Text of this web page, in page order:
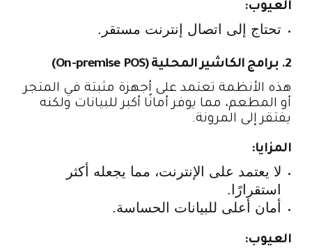
العيوب:
تحتاج إلى اتصال إنترنت مستقر.
2. برامج الكاشير المحلية (On-premise POS)
هذه الأنظمة تعتمد على أجهزة مثبتة في المتجر
أو المطعم، مما يوفر أمانًا أكبر للبيانات ولكنه
يفتقر إلى المرونة.
المزايا:
لا يعتمد على الإنترنت، مما يجعله أكثر
استقرارًا.
أمان أعلى للبيانات الحساسة.
العيوب: